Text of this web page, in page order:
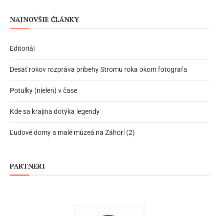
NAJNOVŠIE ČLÁNKY
Editoriál
Desať rokov rozpráva príbehy Stromu roka okom fotografa
Potulky (nielen) v čase
Kde sa krajina dotýka legendy
Ľudové domy a malé múzeá na Záhorí (2)
PARTNERI